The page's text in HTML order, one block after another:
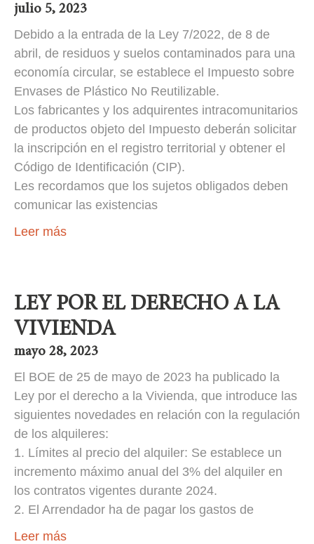
julio 5, 2023
Debido a la entrada de la Ley 7/2022, de 8 de
abril, de residuos y suelos contaminados para una
economía circular, se establece el Impuesto sobre
Envases de Plástico No Reutilizable.
Los fabricantes y los adquirentes intracomunitarios
de productos objeto del Impuesto deberán solicitar
la inscripción en el registro territorial y obtener el
Código de Identificación (CIP).
Les recordamos que los sujetos obligados deben
comunicar las existencias
Leer más
LEY POR EL DERECHO A LA
VIVIENDA
mayo 28, 2023
El BOE de 25 de mayo de 2023 ha publicado la
Ley por el derecho a la Vivienda, que introduce las
siguientes novedades en relación con la regulación
de los alquileres:
1. Límites al precio del alquiler: Se establece un
incremento máximo anual del 3% del alquiler en
los contratos vigentes durante 2024.
2. El Arrendador ha de pagar los gastos de
Leer más